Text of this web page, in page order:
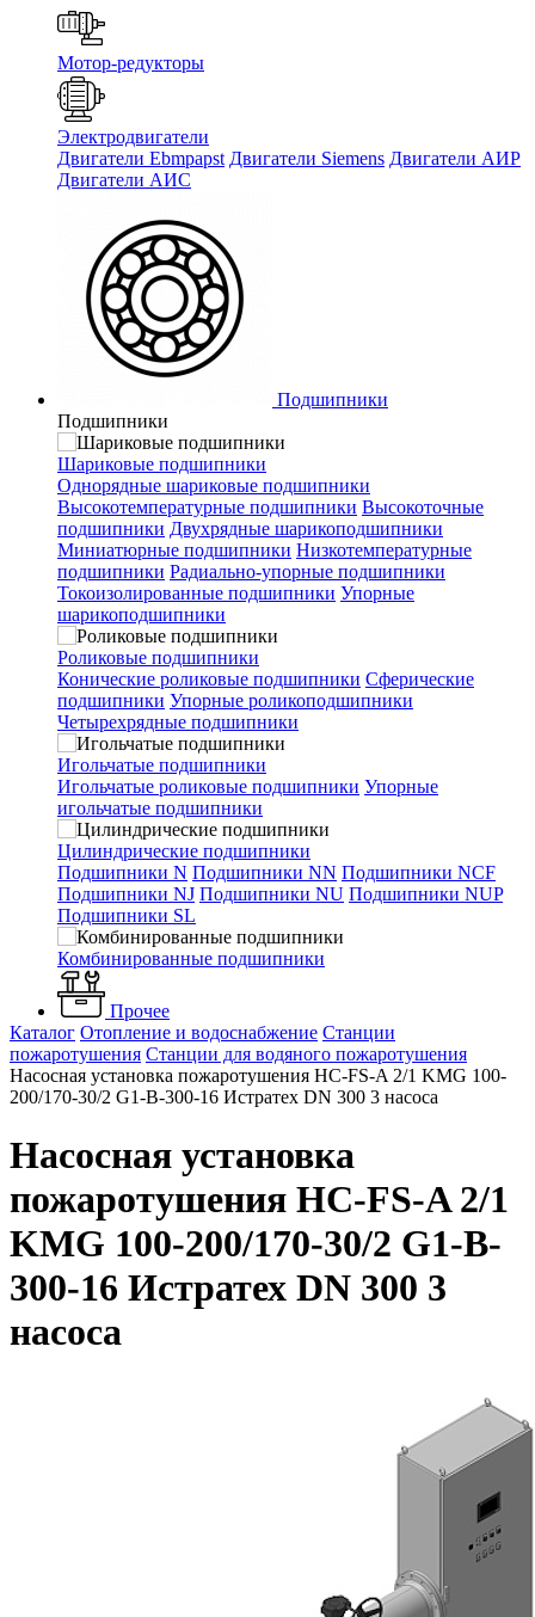
Мотор-редукторы
Электродвигатели
Двигатели Ebmpapst Двигатели Siemens Двигатели АИР
Двигатели АИС
Подшипники
Подшипники
Шариковые подшипники
Однорядные шариковые подшипники
Высокотемпературные подшипники Высокоточные
подшипники Двухрядные шарикоподшипники
Миниатюрные подшипники Низкотемпературные
подшипники Радиально-упорные подшипники
Токоизолированные подшипники Упорные
шарикоподшипники
Роликовые подшипники
Конические роликовые подшипники Сферические
подшипники Упорные роликоподшипники
Четырехрядные подшипники
Игольчатые подшипники
Игольчатые роликовые подшипники Упорные
игольчатые подшипники
Цилиндрические подшипники
Подшипники N Подшипники NN Подшипники NCF
Подшипники NJ Подшипники NU Подшипники NUP
Подшипники SL
Комбинированные подшипники
Прочее
Каталог Отопление и водоснабжение Станции
пожаротушения Станции для водяного пожаротушения
Насосная установка пожаротушения HC-FS-A 2/1 KMG 100-
200/170-30/2 G1-B-300-16 Истратех DN 300 3 насоса
Насосная установка
пожаротушения HC-FS-A 2/1
KMG 100-200/170-30/2 G1-B-
300-16 Истратех DN 300 3
насоса